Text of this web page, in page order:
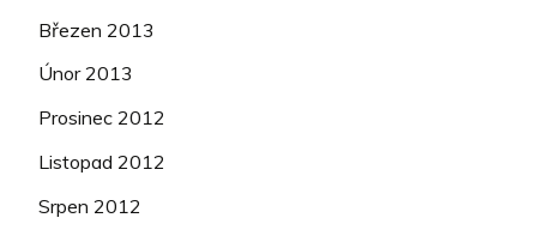
Březen 2013
Únor 2013
Prosinec 2012
Listopad 2012
Srpen 2012